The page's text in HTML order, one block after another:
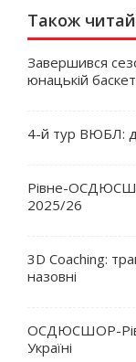
Також
Завершився
юнацькій
4-й тур ВЮБЛ:
Рівне-
2025/26
3D Coaching:
назовні
ОСДЮСШОР-
Україні